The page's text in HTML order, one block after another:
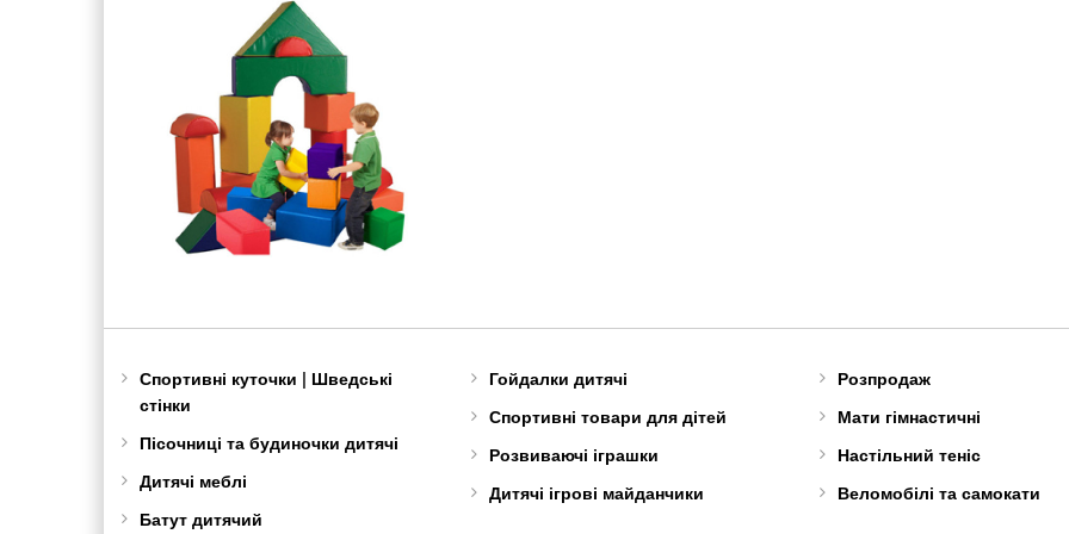
Спортивні куточки | Шведські
стінки
Пісочниці та будиночки дитячі
Дитячі меблі
Батут дитячий
Гойдалки дитячі
Спортивні товари для дітей
Розвиваючі іграшки
Дитячі ігрові майданчики
Розпродаж
Мати гімнастичні
Настільний теніс
Веломобілі та самокати